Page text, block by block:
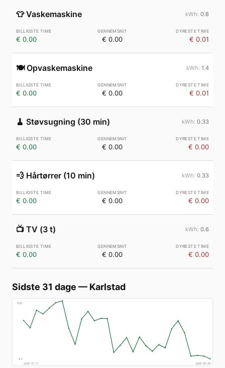
👕 Vaskemaskine 0.8
€ 0.00 € 0.00 € 0.01
🍽️ Opvaskemaskine 1.4
€ 0.00 € 0.00 € 0.01
🧹 Støvsugning (30 min) 0.33
€ 0.00 € 0.00 € 0.00
💨 Hårtørrer (10 min) 0.33
€ 0.00 € 0.00 € 0.00
📺 TV (3 t) 0.6
€ 0.00 € 0.00 € 0.00
Sidste 31 dage — Karlstad
€83
€4
2026-07-11
2026-08-09